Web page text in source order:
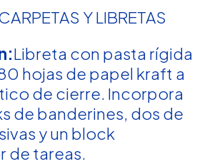
Y LIBRETAS
Libreta con pasta rígida
hojas de papel kraft a
de cierre. Incorpora
de banderines, dos de
y un block
de tareas.